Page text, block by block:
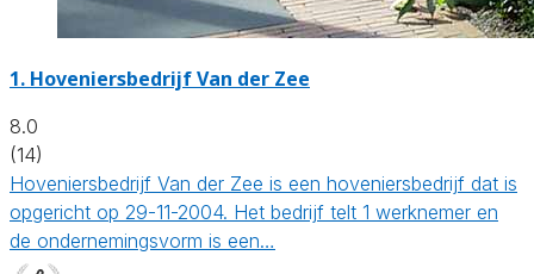
1. Hoveniersbedrijf Van der Zee
8.0
(14)
Hoveniersbedrijf Van der Zee is een hoveniersbedrijf dat is
opgericht op 29-11-2004. Het bedrijf telt 1 werknemer en
de ondernemingsvorm is een…